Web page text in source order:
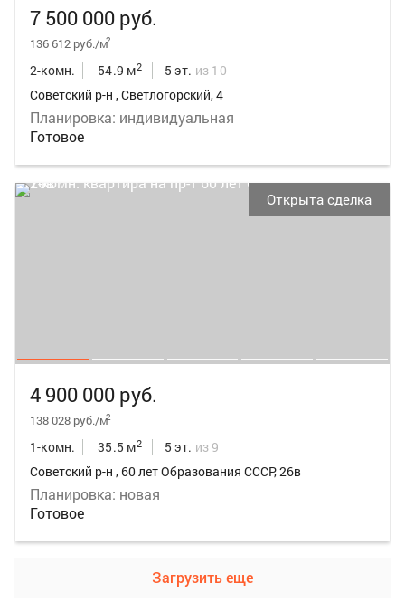
7 500 000 руб.
136 612 руб./м2
2-комн. 54.9 м2 5 эт. из 10
Советский р-н , Светлогорский, 4
Планировка: индивидуальная
Готовое
Открыта сделка
4 900 000 руб.
138 028 руб./м2
1-комн. 35.5 м2 5 эт. из 9
Советский р-н , 60 лет Образования СССР, 26в
Планировка: новая
Готовое
Загрузить еще